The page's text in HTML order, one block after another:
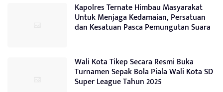
Kapolres Ternate Himbau Masyarakat
Untuk Menjaga Kedamaian, Persatuan
dan Kesatuan Pasca Pemungutan Suara
Wali Kota Tikep Secara Resmi Buka
Turnamen Sepak Bola Piala Wali Kota SD
Super League Tahun 2025